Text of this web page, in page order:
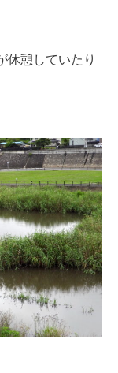
休憩していたり